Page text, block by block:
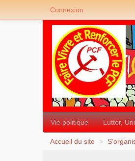
Vie politique Lutter,
Accueil du site >
Connexion